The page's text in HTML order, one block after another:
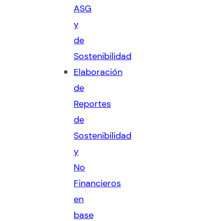
ASG
y
de
Sostenibilidad
Elaboración
de
Reportes
de
Sostenibilidad
y
No
Financieros
en
base